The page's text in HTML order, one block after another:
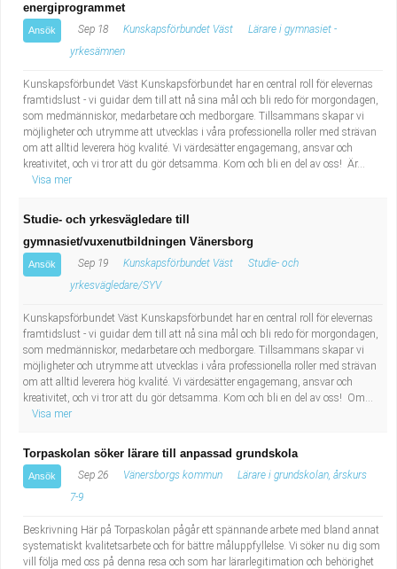
energiprogrammet
Ansök Sep 18 Kunskapsförbundet Väst
Lärare i gymnasiet -
yrkesämnen
Kunskapsförbundet Väst Kunskapsförbundet har en central roll för elevernas
framtidslust - vi guidar dem till att nå sina mål och bli redo för morgondagen,
som medmänniskor, medarbetare och medborgare. Tillsammans skapar vi
möjligheter och utrymme att utvecklas i våra professionella roller med strävan
om att alltid leverera hög kvalité. Vi värdesätter engagemang, ansvar och
kreativitet, och vi tror att du gör detsamma. Kom och bli en del av oss! Är...
Visa mer
Studie- och yrkesvägledare till
gymnasiet/vuxenutbildningen Vänersborg
Ansök Sep 19 Kunskapsförbundet Väst
Studie- och
yrkesvägledare/SYV
Kunskapsförbundet Väst Kunskapsförbundet har en central roll för elevernas
framtidslust - vi guidar dem till att nå sina mål och bli redo för morgondagen,
som medmänniskor, medarbetare och medborgare. Tillsammans skapar vi
möjligheter och utrymme att utvecklas i våra professionella roller med strävan
om att alltid leverera hög kvalité. Vi värdesätter engagemang, ansvar och
kreativitet, och vi tror att du gör detsamma. Kom och bli en del av oss! Om...
Visa mer
Torpaskolan söker lärare till anpassad grundskola
Ansök Sep 26 Vänersborgs kommun
Lärare i grundskolan, årskurs
7-9
Beskrivning Här på Torpaskolan pågår ett spännande arbete med bland annat
systematiskt kvalitetsarbete och för bättre måluppfyllelse. Vi söker nu dig som
vill följa med oss på denna resa och som har lärarlegitimation och behörighet